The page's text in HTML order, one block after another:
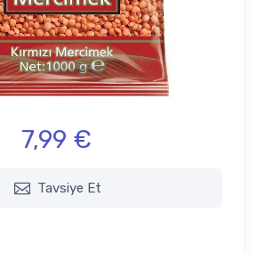
7,99 €
Tavsiye Et